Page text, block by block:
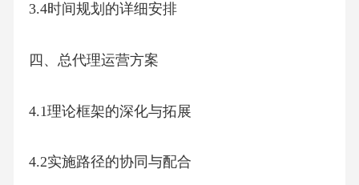
3.4时间规划的详细安排
四、总代理运营方案
4.1理论框架的深化与拓展
4.2实施路径的协同与配合